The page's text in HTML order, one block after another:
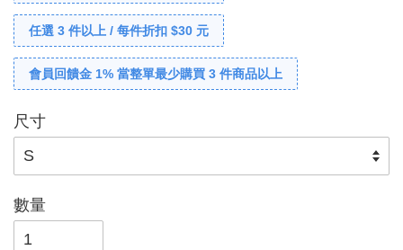
任選 3 件以上 / 每件折扣 $30 元
會員回饋金 1% 當整單最少購買 3 件商品以上
尺寸
數量